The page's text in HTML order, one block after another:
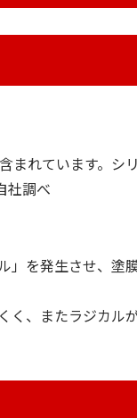
含まれています。シ
社調べ
」を発生させ、塗
く、またラジカル